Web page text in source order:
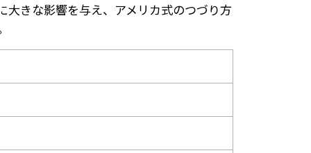
大きな影響を与え、アメリカ式のつづり方